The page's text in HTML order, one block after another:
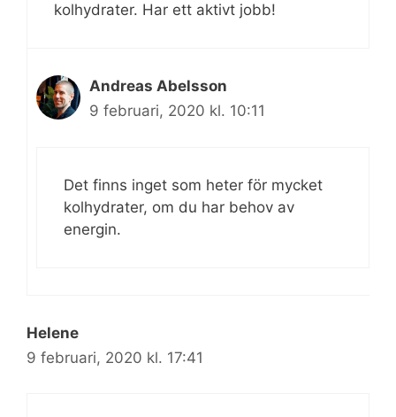
kolhydrater. Har ett aktivt jobb!
Andreas Abelsson
9 februari, 2020 kl. 10:11
Det finns inget som heter för mycket
kolhydrater, om du har behov av
energin.
Helene
9 februari, 2020 kl. 17:41